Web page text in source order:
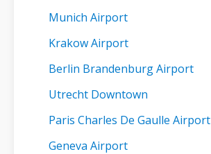
Munich Airport
Krakow Airport
Berlin Brandenburg Airport
Utrecht Downtown
Paris Charles De Gaulle Airport
Geneva Airport